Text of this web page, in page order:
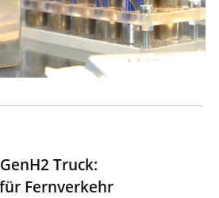
Truck:
Fernverkehr